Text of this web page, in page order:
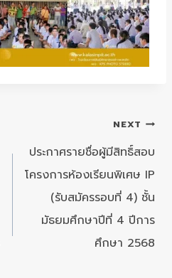
NEXT
ประกาศรายชื่อผู้มีสิทธิ์สอบ
โครงการห้องเรียนพิเศษ IP
(รับสมัครรอบที่ 4) ชั้น
มัธยมศึกษาปีที่ 4 ปีการ
ศึกษา 2568